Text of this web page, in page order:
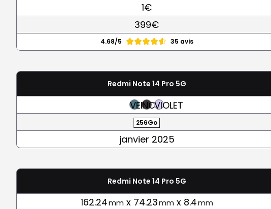
1€
399€
4.68/5 35 avis
Redmi Note 14 Pro 5G
VERTNOIRVIOLET
256Go
janvier 2025
Redmi Note 14 Pro 5G
162.24mm x 74.23mm x 8.4mm